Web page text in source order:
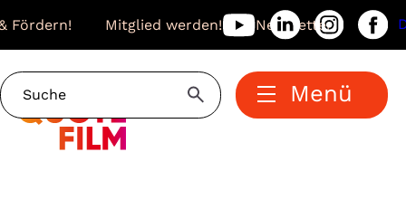
Fördern! Mitglied werden! Newsletter
Menü